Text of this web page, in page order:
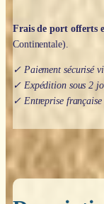
Edouard
Brasey
Frais de port offerts
Continentale).
✓ Paiement sécurisé
✓ Expédition sous 2
✓ Entreprise française